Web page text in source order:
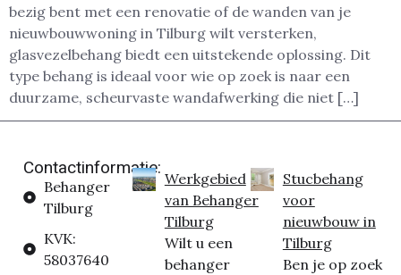
bezig bent met een renovatie of de wanden van je
nieuwbouwwoning in Tilburg wilt versterken,
glasvezelbehang biedt een uitstekende oplossing. Dit
type behang is ideaal voor wie op zoek is naar een
duurzame, scheurvaste wandafwerking die niet […]
Contactinformatie:
Behanger
Tilburg
KVK:
58037640
Werkgebied
van Behanger
Tilburg
Wilt u een
behanger
Stucbehang
voor
nieuwbouw in
Tilburg
Ben je op zoek